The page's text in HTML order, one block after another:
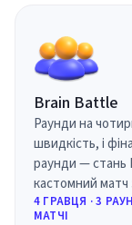
Brain Battle
Раунди на
швидкість, і
раунди — стань
кастомний матч
4 ГРАВЦЯ · 3
МАТЧІ